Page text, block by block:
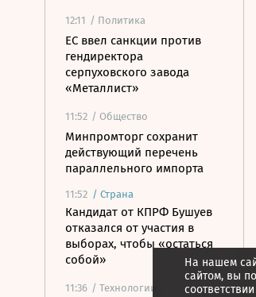
12:11 / Политика
ЕС ввел санкции против
гендиректора
серпуховского завода
«Металлист»
11:52 / Общество
Минпромторг сохранит
действующий перечень
параллельного импорта
11:52 / Страна
Кандидат от КПРФ Бушуев
отказался от участия в
выборах, чтобы «остаться
собой»
11:36 / Технологии
На нашем
сайтом, вы
соответствии